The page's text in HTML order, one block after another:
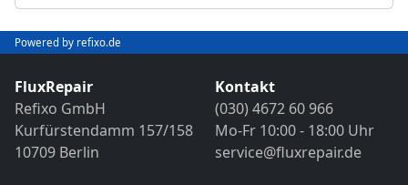
Sollten weitere Defekte festgestellt werden,
erfolgt eine Reparatur ausschließlich nach
vorheriger Rücksprache.
Bild- und Funktionstest
VDE-Sicherheitsprüfung
Sollten weitere Defekte festgestellt werden,
erfolgt eine Reparatur ausschließlich nach
vorheriger Rücksprache.
Powered by refixo.de
FluxRepair
Refixo GmbH
Kurfürstendamm 157/158
10709 Berlin
Kontakt
(030) 4672 60 966
Mo-Fr 10:00 - 18:00 Uhr
service@fluxrepair.de